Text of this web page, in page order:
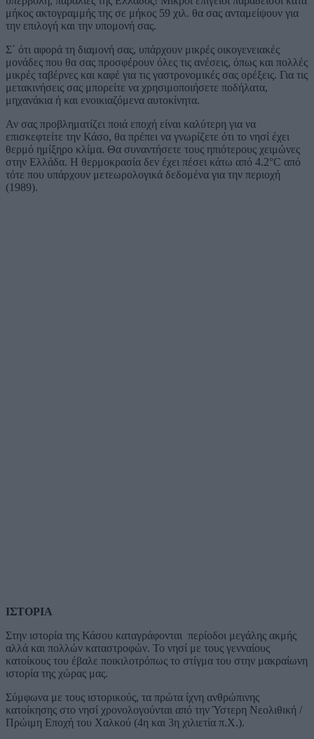
μήκος ακτογραμμής της σε μήκος 59 χιλ. θα σας ανταμείψουν για
την επιλογή και την υπομονή σας.
Σ΄ ότι αφορά τη διαμονή σας, υπάρχουν μικρές οικογενειακές
μονάδες που θα σας προσφέρουν όλες τις ανέσεις, όπως και πολλές
μικρές ταβέρνες και καφέ για τις γαστρονομικές σας ορέξεις. Για τις
μετακινήσεις σας μπορείτε να χρησιμοποιήσετε ποδήλατα,
μηχανάκια ή και ενοικιαζόμενα αυτοκίνητα.
Αν σας προβληματίζει ποιά εποχή είναι καλύτερη για να
επισκεφτείτε την Κάσο, θα πρέπει να γνωρίζετε ότι το νησί έχει
θερμό ημίξηρο κλίμα. Θα συναντήσετε τους ηπιότερους χειμώνες
στην Ελλάδα. Η θερμοκρασία δεν έχει πέσει κάτω από 4.2°C από
τότε που υπάρχουν μετεωρολογικά δεδομένα για την περιοχή
(1989).
ΙΣΤΟΡΙΑ
Στην ιστορία της Κάσου καταγράφονται περίοδοι μεγάλης ακμής
αλλά και πολλών καταστροφών. Το νησί με τους γενναίους
κατοίκους του έβαλε ποικιλοτρόπως το στίγμα του στην μακραίωνη
ιστορία της χώρας μας.
Σύμφωνα με τους ιστορικούς, τα πρώτα ίχνη ανθρώπινης
κατοίκησης στο νησί χρονολογούνται από την Ύστερη Νεολιθική /
Πρώιμη Εποχή του Χαλκού (4η και 3η χιλιετία π.Χ.).